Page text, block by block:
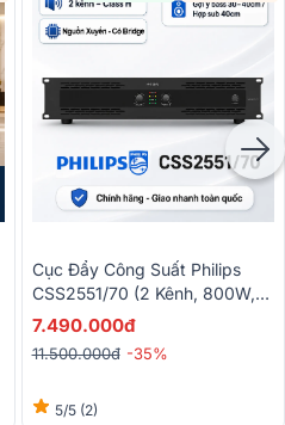
Cục Đẩy Công Suất Philips
CSS2551/70 (2 Kênh, 800W,
Class H)
7.490.000đ
11.500.000đ -35%
5/5 (2)